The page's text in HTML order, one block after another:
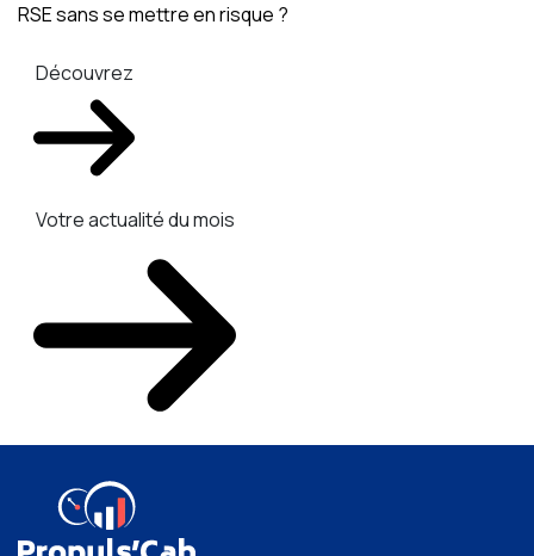
RSE sans se mettre en risque ?
Découvrez
Votre actualité du mois